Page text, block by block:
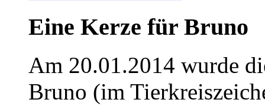
Eine Kerze für Bruno
Am 20.01.2014 wurde
Bruno (im